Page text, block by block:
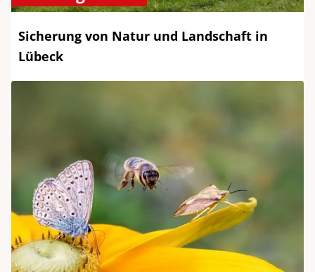
Sicherung von Natur und Landschaft in
Lübeck